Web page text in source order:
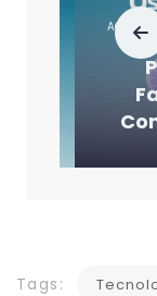
AGILIDADE
Tags: